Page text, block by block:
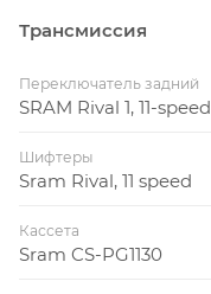
Трансмиссия
Переключатель задний
SRAM Rival 1, 11-speed
Шифтеры
Sram Rival, 11 speed
Кассета
Sram CS-PG1130